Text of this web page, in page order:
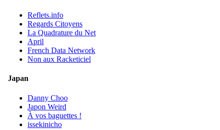
Reflets.info
Regards Citoyens
La Quadrature du Net
April
French Data Network
Non aux Racketiciel
Japan
Danny Choo
Japon Weird
À vos baguettes !
issekinicho